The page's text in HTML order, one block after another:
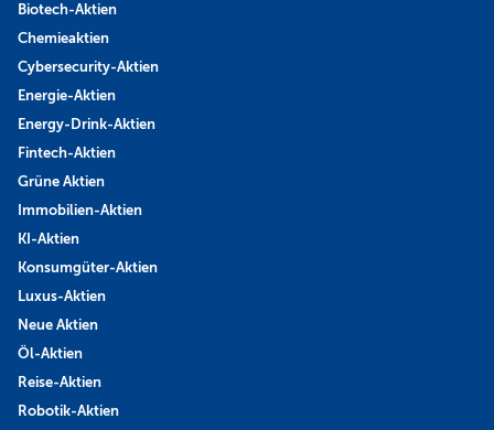
Biotech-Aktien
Chemieaktien
Cybersecurity-Aktien
Energie-Aktien
Energy-Drink-Aktien
Fintech-Aktien
Grüne Aktien
Immobilien-Aktien
KI-Aktien
Konsumgüter-Aktien
Luxus-Aktien
Neue Aktien
Öl-Aktien
Reise-Aktien
Robotik-Aktien